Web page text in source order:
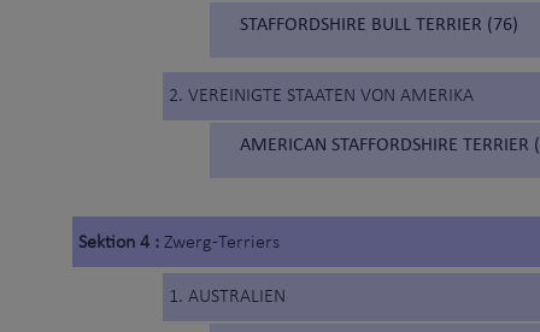
STAFFORDSHIRE BULL TERRIER (76)
2. VEREINIGTE STAATEN VON AMERIKA
AMERICAN STAFFORDSHIRE TERRIER
Sektion 4 : Zwerg-Terriers
1. AUSTRALIEN